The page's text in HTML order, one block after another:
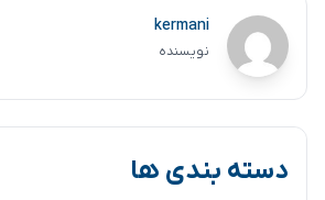
kermani
نویسنده
دسته بندی ها